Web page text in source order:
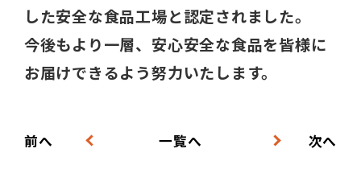
した安全な食品工場と認定されました。
今後もより一層、安心安全な食品を皆様に
お届けできるよう努力いたします。
前へ 一覧へ 次へ